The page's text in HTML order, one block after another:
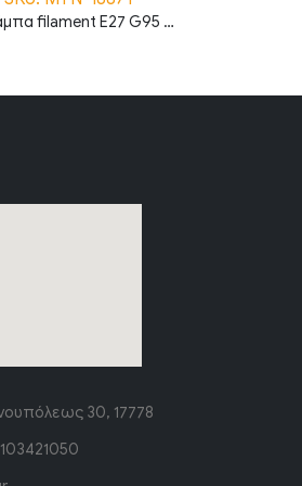
LED λάμπα filament E27 G95 4W 2700K θερμό λευκό ασημί και διάφανο
30, 17778